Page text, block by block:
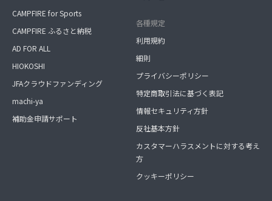
CAMPFIRE for Sports
CAMPFIRE ふるさと納税
AD FOR ALL
HIOKOSHI
JFAクラウドファンディング
machi-ya
補助金申請サポート
各種規定
利用規約
細則
プライバシーポリシー
特定商取引法に基づく表記
情報セキュリティ方針
反社基本方針
カスタマーハラスメントに対する考え
方
クッキーポリシー